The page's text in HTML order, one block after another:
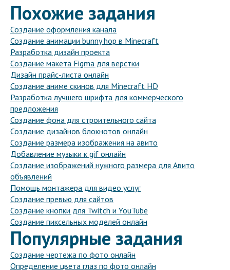
Похожие задания
Создание оформления канала
Создание анимации bunny hop в Minecraft
Разработка дизайн проекта
Создание макета Figma для верстки
Дизайн прайс-листа онлайн
Создание аниме скинов для Minecraft HD
Разработка лучшего шрифта для коммерческого
предложения
Создание фона для строительного сайта
Создание дизайнов блокнотов онлайн
Создание размера изображения на авито
Добавление музыки к gif онлайн
Создание изображений нужного размера для Авито
объявлений
Помощь монтажера для видео услуг
Создание превью для сайтов
Создание кнопки для Twitch и YouTube
Создание пиксельных моделей онлайн
Популярные задания
Создание чертежа по фото онлайн
Определение цвета глаз по фото онлайн